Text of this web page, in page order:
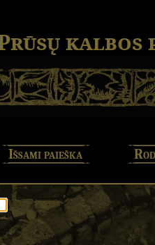
kalbos
Išsami paieška